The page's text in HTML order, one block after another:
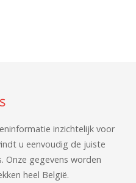
inzichtelijk voor
u eenvoudig de juiste
gegevens worden
heel België.